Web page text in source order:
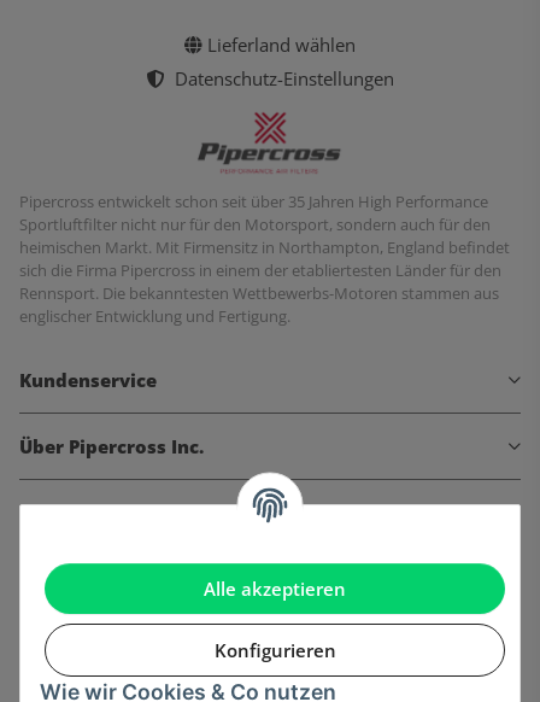
Alle akzeptieren
Konfigurieren
Wie wir Cookies & Co nutzen
Lieferland wählen
Datenschutz-Einstellungen
Pipercross entwickelt schon seit über 35 Jahren High Performance
Sportluftfilter nicht nur für den Motorsport, sondern auch für den
heimischen Markt. Mit Firmensitz in Northampton, England befindet
sich die Firma Pipercross in einem der etabliertesten Länder für den
Rennsport. Die bekanntesten Wettbewerbs-Motoren stammen aus
englischer Entwicklung und Fertigung.
Kundenservice
Über Pipercross Inc.
Informationen
Gesetzliche Informationen